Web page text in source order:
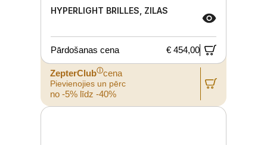
HYPERLIGHT BRILLES, ZILAS
Pārdošanas cena € 454,00
ZepterClubⓘcena
Pievienojies un pērc
no -5% līdz -40%